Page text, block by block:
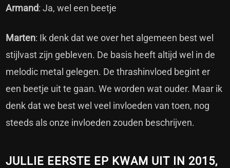
Armand: Ja, wel een beetje
Marten: Ik denk dat we over het algemeen best wel
stijlvast zijn gebleven. De basis heeft altijd wel in de
melodic metal gelegen. De thrashinvloed begint er
een beetje uit te gaan. We worden wat ouder. Maar ik
denk dat we best wel veel invloeden van toen, nog
steeds als onze invloeden zouden beschrijven.
JULLIE EERSTE EP KWAM UIT IN 2015,